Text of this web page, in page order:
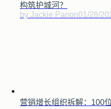
构筑护城河？
by Jackie Panon01/28/
营销增长组织拆解：100